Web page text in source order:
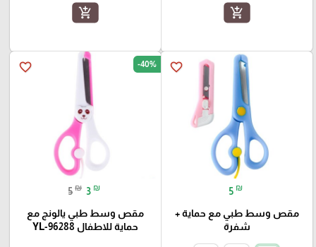
add_shopping_cart
add_shopping_cart
favorite_border
5 ₪
مقص وسط طبي مع حماية +
شفرة
favorite_border -40%
5 ₪ 3 ₪
مقص وسط طبي يالونج مع
حماية للاطفال YL-96288